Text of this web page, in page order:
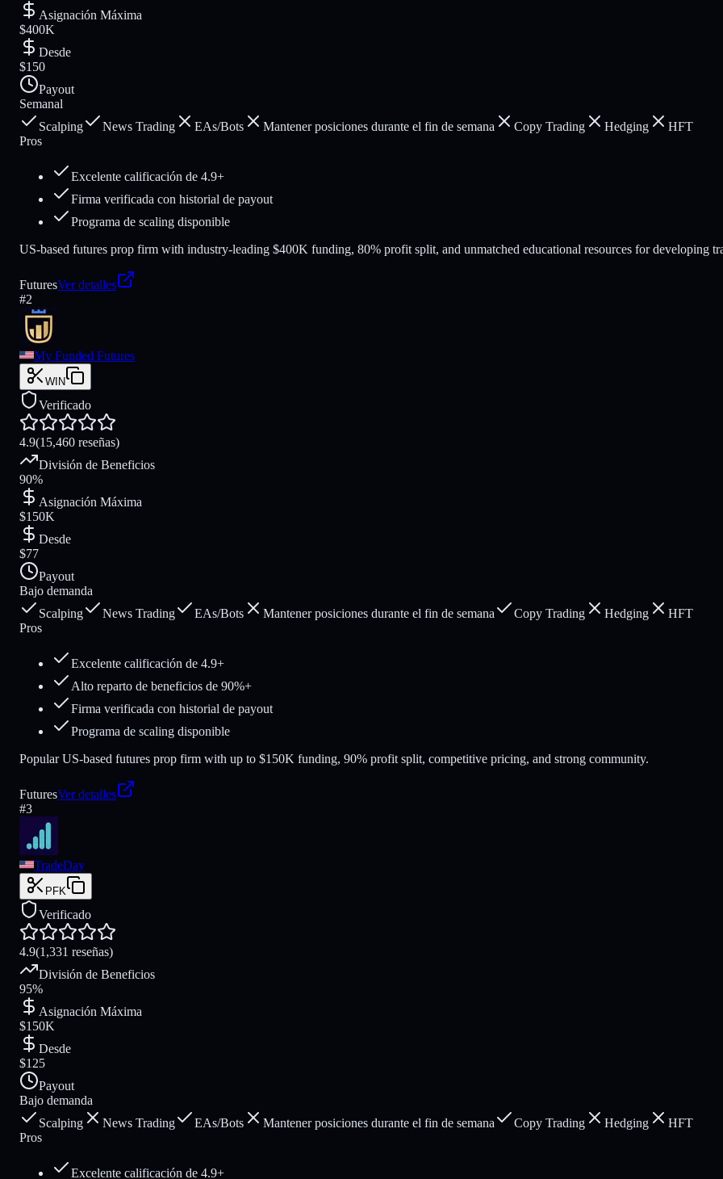
Asignación Máxima
$400K
Desde
$150
Payout
Semanal
Scalping
News Trading EAs/Bots Mantener posiciones durante el fin de semana Copy Trading Hedging
HFT
Pros
Excelente calificación de 4.9+
Firma verificada con historial de payout
Programa de scaling disponible
US-based futures prop firm with industry-leading $400K funding, 80% profit split, and unmatched educational resources for developing
FuturesVer detalles
#2
My Funded Futures
WIN
Verificado
4.9(15,460 reseñas)
División de Beneficios
90%
Asignación Máxima
$150K
Desde
$77
Payout
Bajo demanda
Scalping
News Trading EAs/Bots Mantener posiciones durante el fin de semana Copy Trading Hedging
HFT
Pros
Excelente calificación de 4.9+
Alto reparto de beneficios de 90%+
Firma verificada con historial de payout
Programa de scaling disponible
Popular US-based futures prop firm with up to $150K funding, 90% profit split, competitive pricing, and strong community.
FuturesVer detalles
#3
TradeDay
PFK
Verificado
4.9(1,331 reseñas)
División de Beneficios
95%
Asignación Máxima
$150K
Desde
$125
Payout
Bajo demanda
Scalping
News Trading EAs/Bots Mantener posiciones durante el fin de semana Copy Trading Hedging
HFT
Pros
Excelente calificación de 4.9+